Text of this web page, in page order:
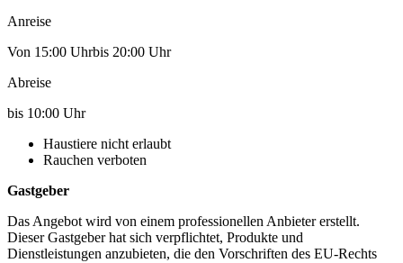
Anreise
Von 15:00 Uhrbis 20:00 Uhr
Abreise
bis 10:00 Uhr
Haustiere nicht erlaubt
Rauchen verboten
Gastgeber
Das Angebot wird von einem professionellen Anbieter erstellt.
Dieser Gastgeber hat sich verpflichtet, Produkte und
Dienstleistungen anzubieten, die den Vorschriften des EU-Rechts